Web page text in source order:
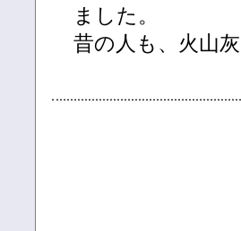
ました。
昔の人も、火山